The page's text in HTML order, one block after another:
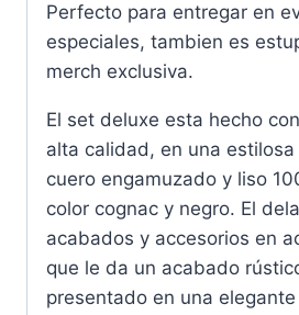
Perfecto para entregar en
especiales, tambien es
merch exclusiva.
El set deluxe esta hecho
alta calidad, en una
cuero engamuzado y liso
color cognac y negro. El
acabados y accesorios en
que le da un acabado
presentado en una